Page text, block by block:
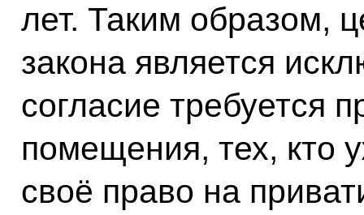
лет. Таким образом,
закона является
согласие требуется
помещения, тех, кто
своё право на